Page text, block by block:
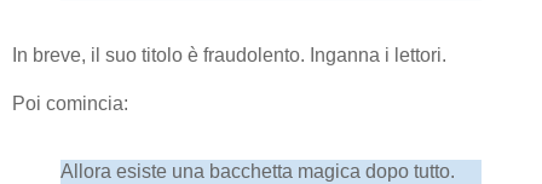
In breve, il suo titolo è fraudolento. Inganna i lettori.
Poi comincia:
Allora esiste una bacchetta magica dopo tutto.